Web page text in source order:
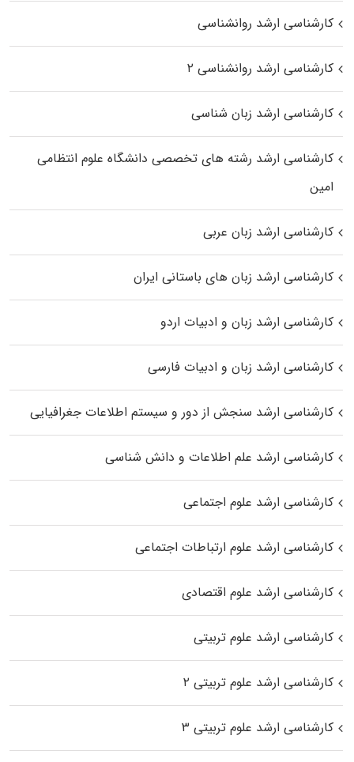
کارشناسی ارشد روانشناسی
کارشناسی ارشد روانشناسی ۲
کارشناسی ارشد زبان شناسی
کارشناسی ارشد رﺷﺘﻪ ﻫﺎی تخصصی داﻧﺸﮕﺎه ﻋﻠﻮم انتظامی
اﻣﻴﻦ
کارشناسی ارشد زبان عربی
کارشناسی ارشد زبان‌ های باستانی ایران
کارشناسی ارشد زبان و ادبیات اردو
کارشناسی ارشد زبان و ادبیات فارسی
کارشناسی ارشد سنجش از دور و سیستم اطلاعات جغرافیایی
کارشناسی ارشد علم اطلاعات و دانش شناسی
کارشناسی ارشد علوم اجتماعی
کارشناسی ارشد علوم ارتباطات اجتماعی
کارشناسی ارشد علوم اقتصادی
کارشناسی ارشد علوم تربیتی
کارشناسی ارشد علوم تربیتی ۲
کارشناسی ارشد علوم تربیتی ۳